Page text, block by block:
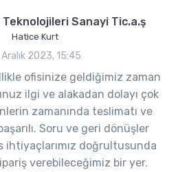
Teknolojileri Sanayi Tic.a.ş
Hatice Kurt
Aralık 2023, 15:45
ofisinize geldiğimiz zaman
ilgi ve alakadan dolayı çok
zamanında teslimatı ve
Soru ve geri dönüşler
ihtiyaçlarımız doğrultusunda
verebileceğimiz bir yer.